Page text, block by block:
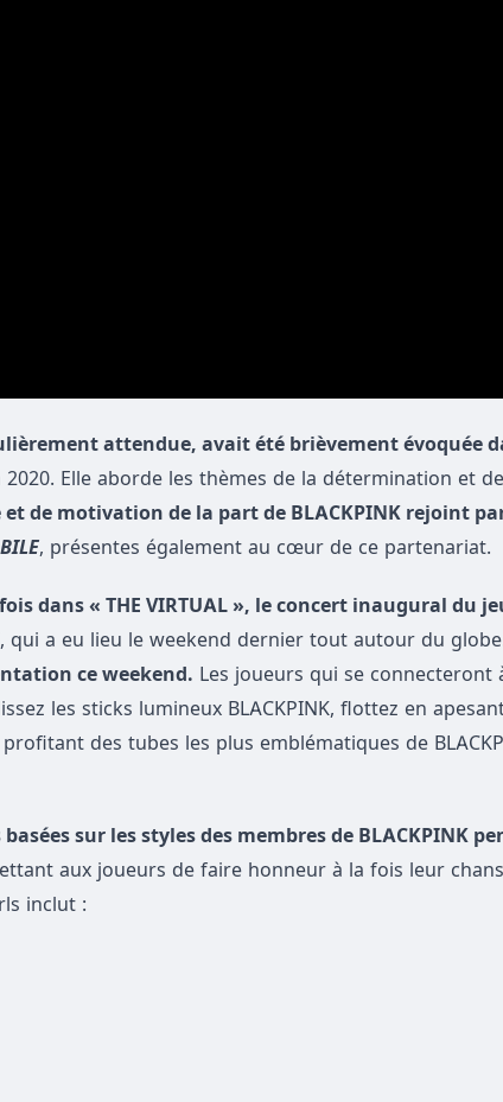
attendue, avait été brièvement évoquée
Elle aborde les thèmes de la détermination et
et de motivation de la part de BLACKPINK rejoint
, présentes également au cœur de ce partenariat.
dans « THE VIRTUAL », le concert inaugural du
, qui a eu lieu le weekend dernier tout autour du
ce weekend. Les joueurs qui se connecteront
les sticks lumineux BLACKPINK, flottez en
des tubes les plus emblématiques de
sur les styles des membres de BLACKPINK
aux joueurs de faire honneur à la fois leur
inclut :